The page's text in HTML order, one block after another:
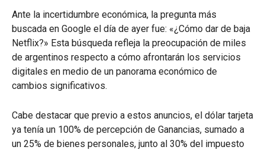
Ante la incertidumbre económica, la pregunta más
buscada en Google el día de ayer fue: «¿Cómo dar de baja
Netflix?» Esta búsqueda refleja la preocupación de miles
de argentinos respecto a cómo afrontarán los servicios
digitales en medio de un panorama económico de
cambios significativos.
Cabe destacar que previo a estos anuncios, el dólar tarjeta
ya tenía un 100% de percepción de Ganancias, sumado a
un 25% de bienes personales, junto al 30% del impuesto